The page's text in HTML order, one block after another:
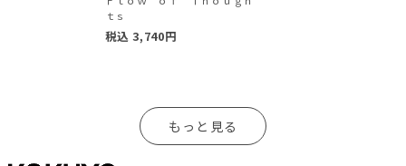
ｔｓ
税込 3,740円
もっと見る